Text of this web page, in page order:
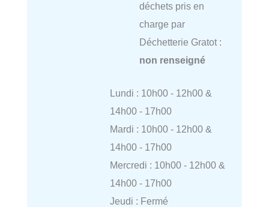
déchets pris en
charge par
Déchetterie Gratot :
non renseigné
Lundi : 10h00 - 12h00 &
14h00 - 17h00
Mardi : 10h00 - 12h00 &
14h00 - 17h00
Mercredi : 10h00 - 12h00 &
14h00 - 17h00
Jeudi : Fermé